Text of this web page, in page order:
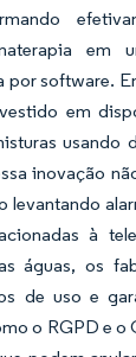
em
por software.
em
usando
inovação
levantando
à
águas, os
de uso e
o RGPD e o